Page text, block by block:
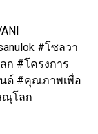
#โซลวา
#โครงการ
ด์ #คุณภาพเพื่อ
ณุโลก